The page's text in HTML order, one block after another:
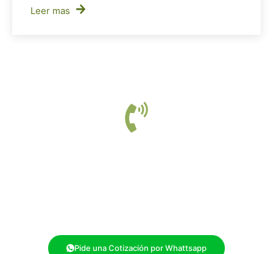
Leer mas
Pide una Cotización por Whattsapp